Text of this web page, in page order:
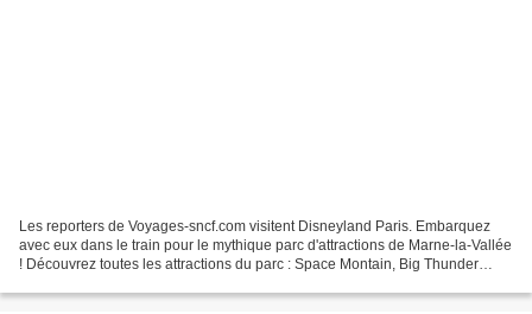
Les reporters de Voyages-sncf.com visitent Disneyland Paris. Embarquez
avec eux dans le train pour le mythique parc d'attractions de Marne-la-Vallée
! Découvrez toutes les attractions du parc : Space Montain, Big Thunder